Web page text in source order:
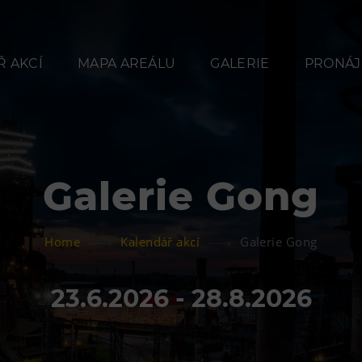
AKCÍ MAPA AREÁLU GALERIE
Galerie Gong
Home Kalendář akcí Galerie Gong
23.6.2026 - 28.8.2026
Občerstvení
techniky
L’Osteria